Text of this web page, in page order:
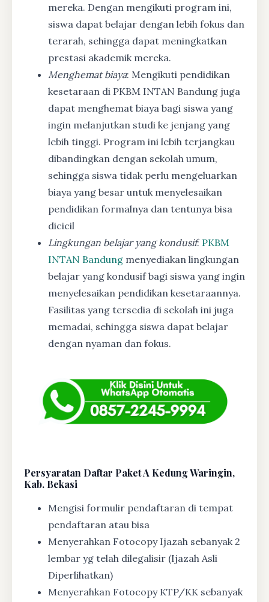
mereka. Dengan mengikuti program ini,
siswa dapat belajar dengan lebih fokus dan
terarah, sehingga dapat meningkatkan
prestasi akademik mereka.
Menghemat biaya: Mengikuti pendidikan
kesetaraan di PKBM INTAN Bandung juga
dapat menghemat biaya bagi siswa yang
ingin melanjutkan studi ke jenjang yang
lebih tinggi. Program ini lebih terjangkau
dibandingkan dengan sekolah umum,
sehingga siswa tidak perlu mengeluarkan
biaya yang besar untuk menyelesaikan
pendidikan formalnya dan tentunya bisa
dicicil
Lingkungan belajar yang kondusif: PKBM
INTAN Bandung menyediakan lingkungan
belajar yang kondusif bagi siswa yang ingin
menyelesaikan pendidikan kesetaraannya.
Fasilitas yang tersedia di sekolah ini juga
memadai, sehingga siswa dapat belajar
dengan nyaman dan fokus.
Persyaratan Daftar Paket A Kedung Waringin,
Kab. Bekasi
Mengisi formulir pendaftaran di tempat
pendaftaran atau bisa
Menyerahkan Fotocopy Ijazah sebanyak 2
lembar yg telah dilegalisir (Ijazah Asli
Diperlihatkan)
Menyerahkan Fotocopy KTP/KK sebanyak